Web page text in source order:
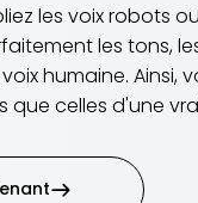
les voix robots
les tons,
humaine. Ainsi,
que celles d'une